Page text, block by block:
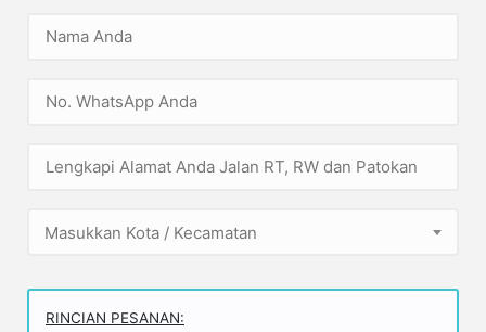
Masukkan Kota / Kecamatan
RINCIAN PESANAN: